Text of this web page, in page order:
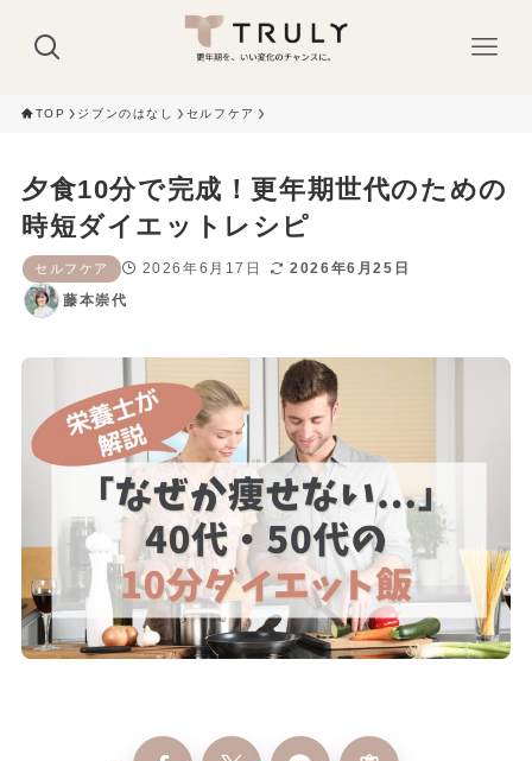
TOP ジブンのはなし セルフケア
夕食10分で完成！更年期世代のための
時短ダイエットレシピ
セルフケア 2026年6月17日
2026年6月25日
藤本崇代